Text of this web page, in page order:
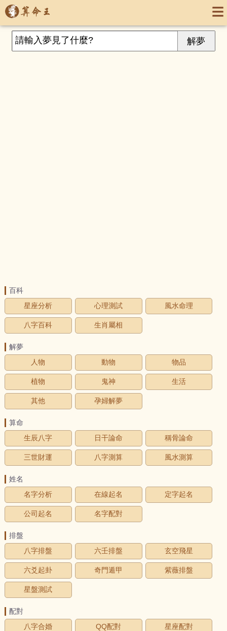
百科
星座分析
心理測試 風水命理
八字百科 生肖屬相
解夢
人物
動物 物品
植物 鬼神 生活
其他 孕婦解夢
算命
生辰八字
日干論命 稱骨論命
三世財運 八字測算 風水測算
姓名
名字分析
在線起名 定字起名
公司起名 名字配對
排盤
八字排盤
六壬排盤 玄空飛星
六爻起卦 奇門遁甲 紫薇排盤
星盤測試
配對
八字合婚
QQ配對 星座配對